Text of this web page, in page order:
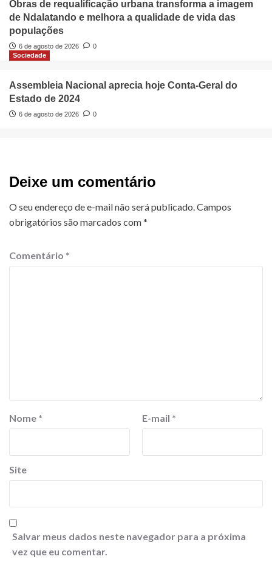
Obras de requalificação urbana transforma a imagem
de Ndalatando e melhora a qualidade de vida das
populações
6 de agosto de 2026
0
Sociedade
Assembleia Nacional aprecia hoje Conta-Geral do
Estado de 2024
6 de agosto de 2026 0
Deixe um comentário
O seu endereço de e-mail não será publicado.Campos
obrigatórios são marcados com*
Comentário *
Nome * E-mail *
Site
Salvar meus dados neste navegador para a próxima
vez que eu comentar.